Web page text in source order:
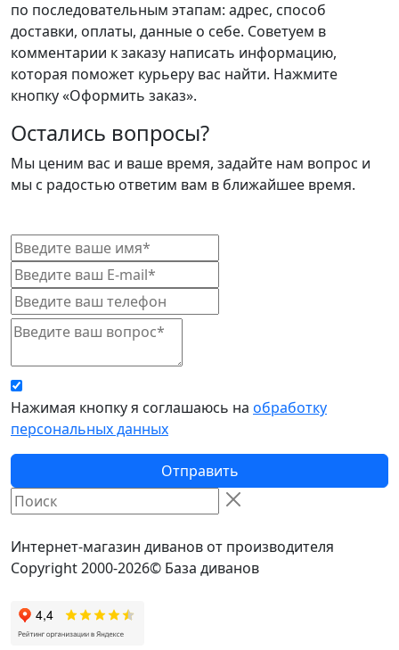
по последовательным этапам: адрес, способ
доставки, оплаты, данные о себе. Советуем в
комментарии к заказу написать информацию,
которая поможет курьеру вас найти. Нажмите
кнопку «Оформить заказ».
Остались вопросы?
Мы ценим вас и ваше время, задайте нам вопрос и
мы с радостью ответим вам в ближайшее время.
Нажимая кнопку я соглашаюсь на обработку
персональных данных
Отправить
Интернет-магазин диванов от производителя
Copyright 2000-2026© База диванов